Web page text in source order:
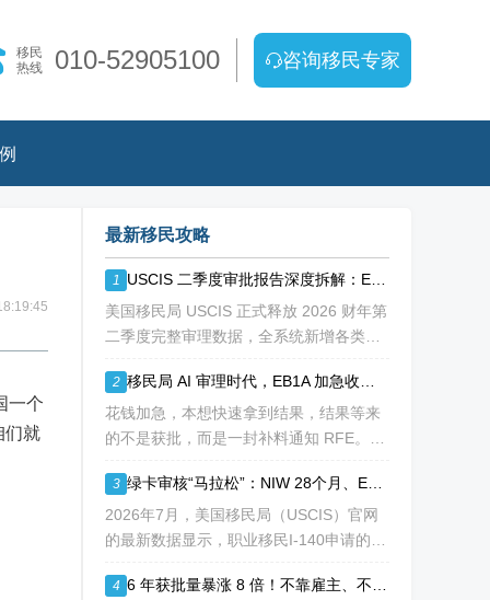
移民
热线
010-52905100 咨询移民专家
一个
们就
最新移民攻略
1
美国移民局 USCIS 正式释放 2026 财年第
二季度完整审理数据，全系统新增各类移
整体待审积压总量已冲破 1200 万大关。
海
2
花钱加急，本想快速拿到结果，结果等来
的不是获批，而是一封补料通知 RFE。如
急案件触发补件的概率明显走高，很多申
请人陷入焦虑：加急收到 RFE
3
2026年7月，美国移民局（USCIS）官网
的最新数据显示，职业移民I-140申请的审
等待或计划递交NIW（国家利益豁免）和
4